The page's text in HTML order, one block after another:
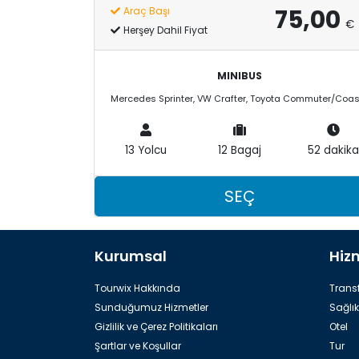
Araç Başı
Herşey Dahil Fiyat
75,00 €
MINIBUS
13 Yolcu 12 Bagaj 52 dakika
SEÇ
Kurumsal
Tourwix Hakkında
Sunduğumuz Hizmetler
Gizlilik ve Çerez Politikaları
Şartlar ve Koşullar
Sağlık
Otel
Tur